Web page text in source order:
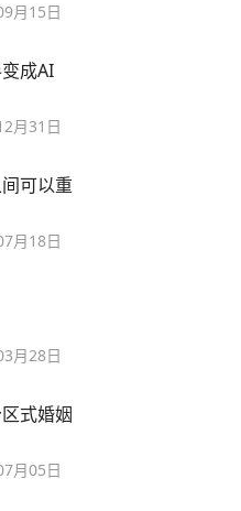
月15日
成AI
月31日
可以重
月18日
月28日
式婚姻
月05日